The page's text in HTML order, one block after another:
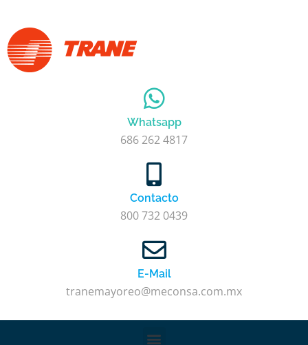
Whatsapp
686 262 4817
Contacto
800 732 0439
E-Mail
tranemayoreo@meconsa.com.mx